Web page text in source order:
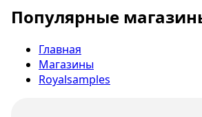
Популярные
Главная
Магазины
Royalsamples